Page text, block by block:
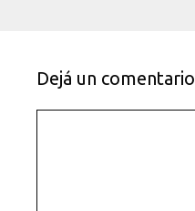
Dejá un comentario